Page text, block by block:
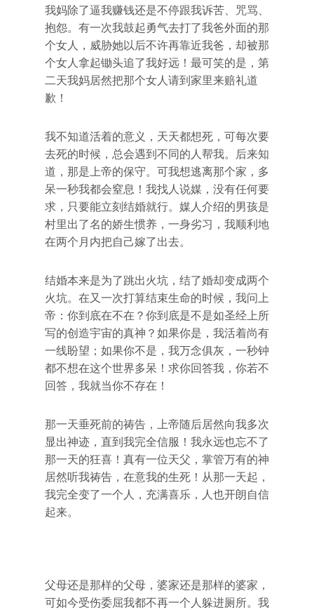
我妈除了逼我赚钱还是不停跟我诉苦、咒骂、
抱怨。有一次我鼓起勇气去打了我爸外面的那
个女人，威胁她以后不许再靠近我爸，却被那
个女人拿起锄头追了我好远！最可笑的是，第
二天我妈居然把那个女人请到家里来赔礼道
歉！
我不知道活着的意义，天天都想死，可每次要
去死的时候，总会遇到不同的人帮我。后来知
道，那是上帝的保守。可我想逃离那个家，多
呆一秒我都会窒息！我找人说媒，没有任何要
求，只要能立刻结婚就行。媒人介绍的男孩是
村里出了名的娇生惯养，一身劣习，我顺利地
在两个月内把自己嫁了出去。
结婚本来是为了跳出火坑，结了婚却变成两个
火坑。在又一次打算结束生命的时候，我问上
帝：你到底在不在？你到底是不是如圣经上所
写的创造宇宙的真神？如果你是，我活着尚有
一线盼望；如果你不是，我万念俱灰，一秒钟
都不想在这个世界多呆！求你回答我，你若不
回答，我就当你不存在！
那一天垂死前的祷告，上帝随后居然向我多次
显出神迹，直到我完全信服！我永远也忘不了
那一天的狂喜！真有一位天父，掌管万有的神
居然听我祷告，在意我的生死！从那一天起，
我完全变了一个人，充满喜乐，人也开朗自信
起来。
父母还是那样的父母，婆家还是那样的婆家，
可如今受伤委屈我都不再一个人躲进厕所。我